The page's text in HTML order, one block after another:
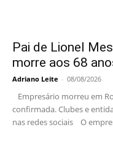
Pai de Lionel
morre aos 68
Adriano Leite - 08/08/2026
Empresário morreu em
confirmada. Clubes e
nas redes sociais O